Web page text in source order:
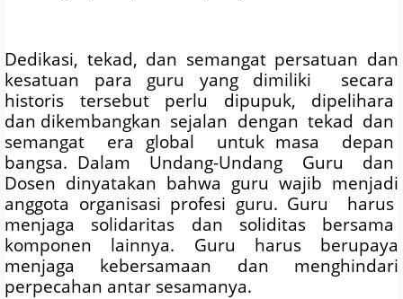
Dedikasi, tekad, dan semangat persatuan dan
kesatuan para guru yang dimiliki secara
historis tersebut perlu dipupuk, dipelihara
dan dikembangkan sejalan dengan tekad dan
semangat era global untuk masa depan
bangsa. Dalam Undang-Undang Guru dan
Dosen dinyatakan bahwa guru wajib menjadi
anggota organisasi profesi guru. Guru harus
menjaga solidaritas dan soliditas bersama
komponen lainnya. Guru harus berupaya
menjaga kebersamaan dan menghindari
perpecahan antar sesamanya.